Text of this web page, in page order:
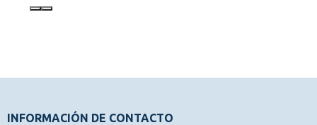
INFORMACIÓN DE CONTACTO